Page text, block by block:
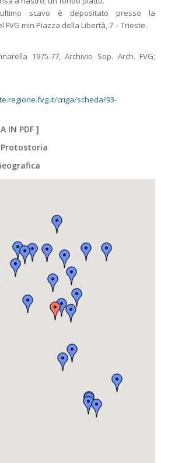
scavo è depositato presso la
min Piazza della Libertà, 7 – Trieste.
1975-77, Archivio Sop. Arch. FVG;
criga/scheda/93-
IN PDF]